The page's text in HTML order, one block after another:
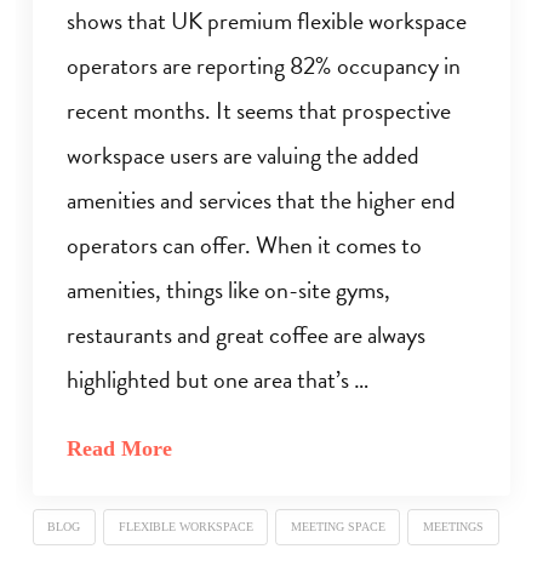
shows that UK premium flexible workspace
operators are reporting 82% occupancy in
recent months. It seems that prospective
workspace users are valuing the added
amenities and services that the higher end
operators can offer. When it comes to
amenities, things like on-site gyms,
restaurants and great coffee are always
highlighted but one area that’s …
Read More
BLOG FLEXIBLE WORKSPACE MEETING SPACE MEETINGS